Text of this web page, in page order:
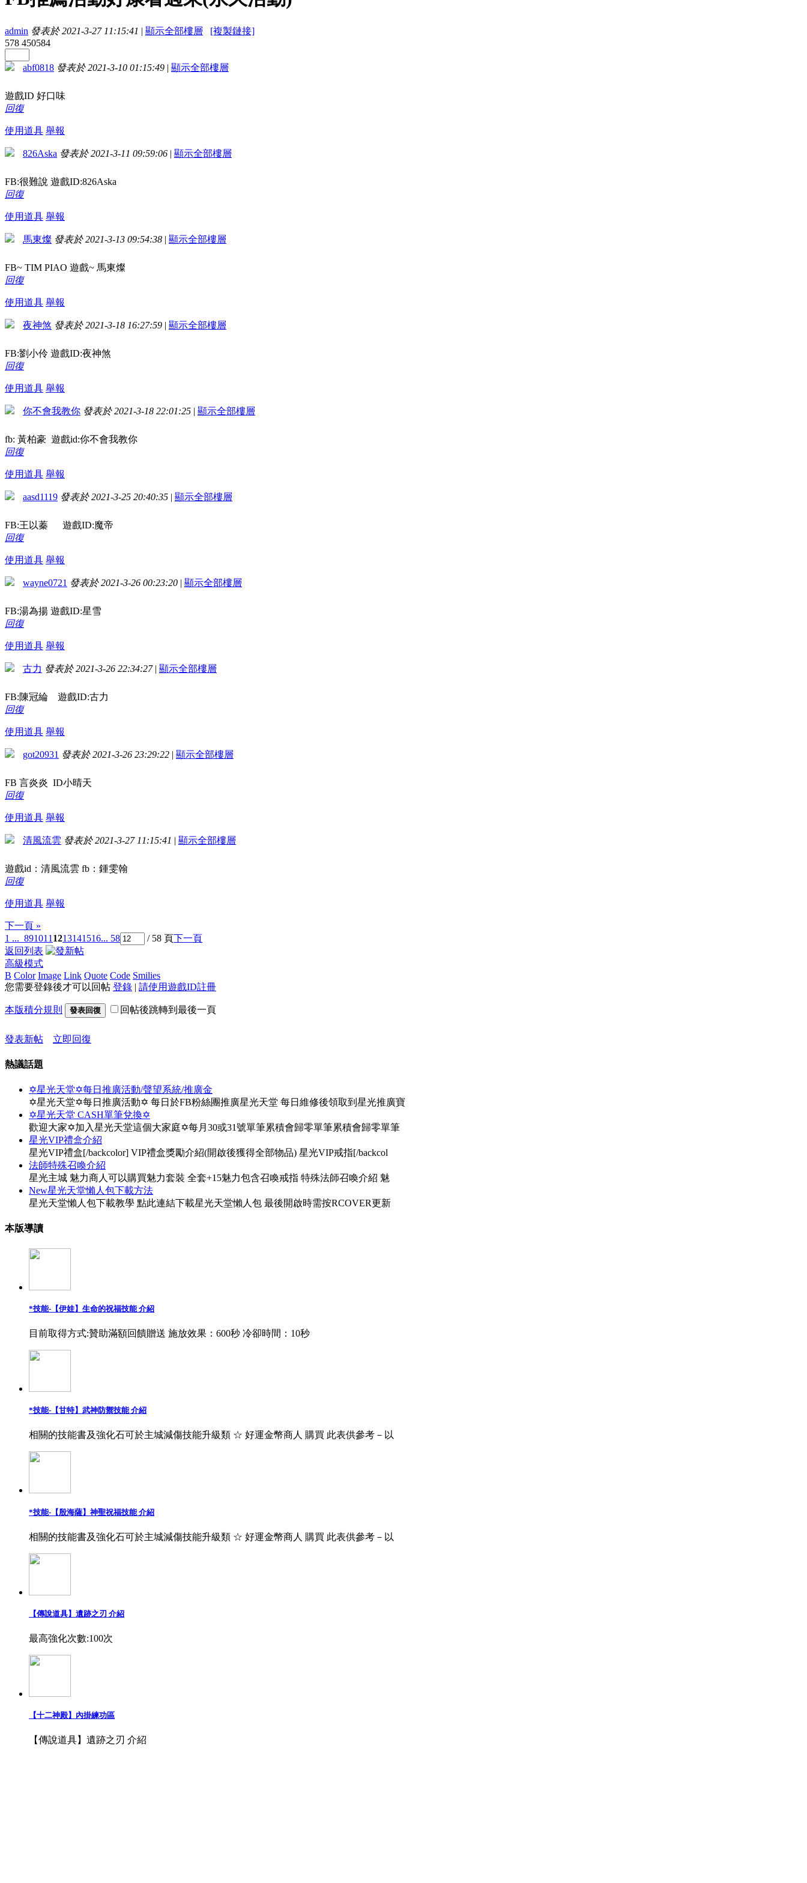
admin 發表於 2021-3-27 11:15:41 | 顯示全部樓層
[複製鏈接]
578 450584
abf0818 發表於 2021-3-10 01:15:49 | 顯示全部樓層
遊戲ID 好口味
回復
使用道具 舉報
826Aska 發表於 2021-3-11 09:59:06 | 顯示全部樓層
FB:很難說 遊戲ID:826Aska
回復
使用道具 舉報
馬東燦 發表於 2021-3-13 09:54:38 | 顯示全部樓層
FB~ TIM PIAO 遊戲~ 馬東燦
回復
使用道具 舉報
夜神煞 發表於 2021-3-18 16:27:59 | 顯示全部樓層
FB:劉小伶 遊戲ID:夜神煞
回復
使用道具 舉報
你不會我教你 發表於 2021-3-18 22:01:25 | 顯示全部樓層
fb: 黃柏豪 遊戲id:你不會我教你
回復
使用道具 舉報
aasd1119 發表於 2021-3-25 20:40:35 | 顯示全部樓層
FB:王以蓁 遊戲ID:魔帝
回復
使用道具 舉報
wayne0721 發表於 2021-3-26 00:23:20 | 顯示全部樓層
FB:湯為揚 遊戲ID:星雪
回復
使用道具 舉報
古力 發表於 2021-3-26 22:34:27 | 顯示全部樓層
FB:陳冠綸 遊戲ID:古力
回復
使用道具 舉報
got20931 發表於 2021-3-26 23:29:22 | 顯示全部樓層
FB 言炎炎 ID小晴天
回復
使用道具 舉報
清風流雲 發表於 2021-3-27 11:15:41 | 顯示全部樓層
遊戲id：清風流雲 fb：鍾雯翰
回復
使用道具 舉報
下一頁 »
1 ... 891011 1213141516... 58 / 58 頁下一頁
返回列表
高級模式
B Color Image Link Quote Code Smilies
您需要登錄後才可以回帖 登錄 | 請使用遊戲ID註冊
本版積分規則 發表回復 回帖後跳轉到最後一頁
發表新帖 立即回復
熱議話題
✡星光天堂✡每日推廣活動/聲望系統/推廣金
✡星光天堂✡每日推廣活動✡ 每日於FB粉絲團推廣星光天堂 每日維修後領取到星光推廣寶
✡星光天堂 CASH單筆兌換✡
歡迎大家✡加入星光天堂這個大家庭✡每月30或31號單筆累積會歸零單筆累積會歸零單筆
星光VIP禮盒介紹
星光VIP禮盒[/backcolor] VIP禮盒獎勵介紹(開啟後獲得全部物品) 星光VIP戒指[/backcol
法師特殊召喚介紹
星光主城 魅力商人可以購買魅力套裝 全套+15魅力包含召喚戒指 特殊法師召喚介紹 魅
New星光天堂懶人包下載方法
星光天堂懶人包下載教學 點此連結下載星光天堂懶人包 最後開啟時需按RCOVER更新
本版導讀
*技能-【伊娃】生命的祝福技能 介紹
目前取得方式:贊助滿額回饋贈送 施放效果：600秒 冷卻時間：10秒
*技能-【甘特】武神防禦技能 介紹
相關的技能書及強化石可於主城減傷技能升級類 ☆ 好運金幣商人 購買 此表供參考－以
*技能-【殷海薩】神聖祝福技能 介紹
相關的技能書及強化石可於主城減傷技能升級類 ☆ 好運金幣商人 購買 此表供參考－以
【傳說道具】遺跡之刃 介紹
最高強化次數:100次
【十二神殿】內掛練功區
【傳說道具】遺跡之刃 介紹